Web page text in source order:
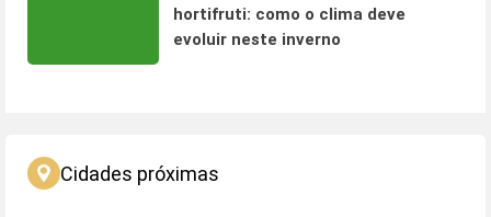
hortifruti: como o clima deve
evoluir neste inverno
Cidades próximas